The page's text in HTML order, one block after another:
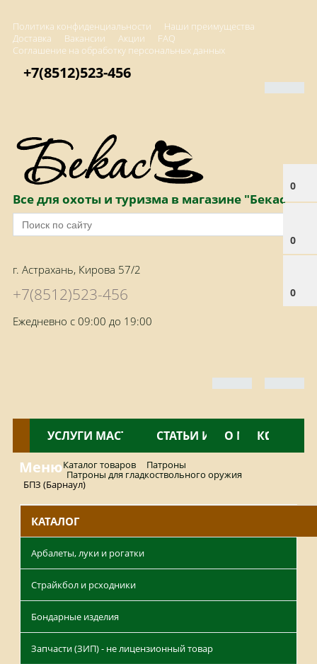
Политика конфиденциальности
Наши преимущества
Доставка
Вакансии Акции
FAQ
Соглашение на обработку персональных данных
0
0
0
+7(8512)523-456
Все для охоты и туризма в магазине "Бекас"
г. Астрахань, Кирова 57/2
+7(8512)523-456
Ежедневно с 09:00 до 19:00
КАТАЛОГ
УСЛУГИ МАСТЕРСКОЙНОВОСТИ
СТАТЬИ И ОБЗОРЫ
О МАГАЗИНЕ
МенюКаталог товаров Патроны
Патроны для гладкоствольного оружия
БПЗ (Барнаул)
КАТАЛОГ
Арбалеты, луки и рогатки
Страйкбол и рсходники
Бондарные изделия
Запчасти (ЗИП) - не лицензионный товар